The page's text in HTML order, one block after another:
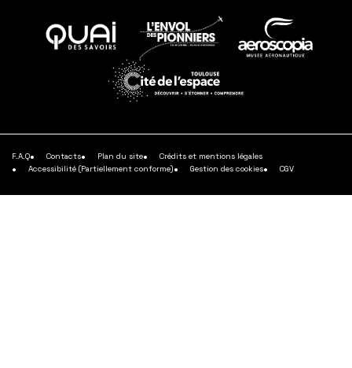
En
savoir
plus
F.A.Q Contacts Plan du site
Crédits et mentions légales
Accessibilité (Partiellement conforme)
Gestion des cookies CGV